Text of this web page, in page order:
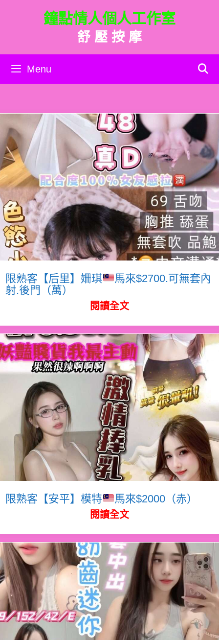
內
鐘點情人個人工作室
舒 壓 按 摩
Menu
限熟客【后里】姍琪
馬來$2700.可無套內
射.後門（萬）
閱讀全文
限熟客【安平】模特 馬來$2000（赤）
閱讀全文